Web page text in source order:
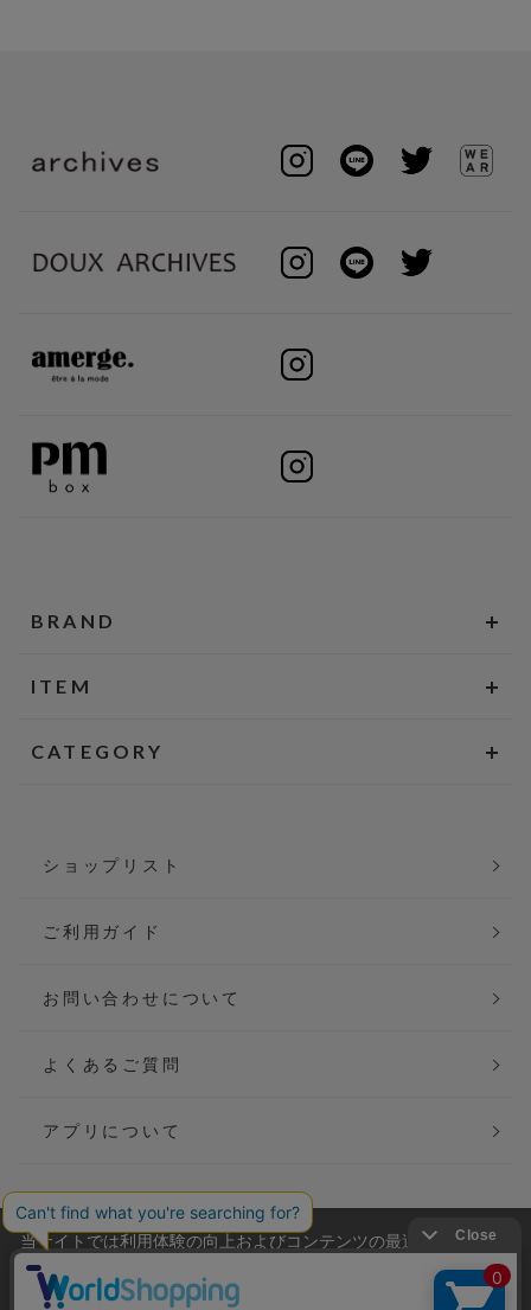
BRAND
ITEM
CATEGORY
ショップリスト
ご利用ガイド
お問い合わせについて
よくあるご質問
アプリについて
会社概要
ご利用規約
当サイトでは利用体験の向上およびコンテンツの最適な提供、ト
ラフィックの分析を目的としてCookieを使用しています。
サイトの閲覧を継続された場合、Cookieの利用に同意したことも